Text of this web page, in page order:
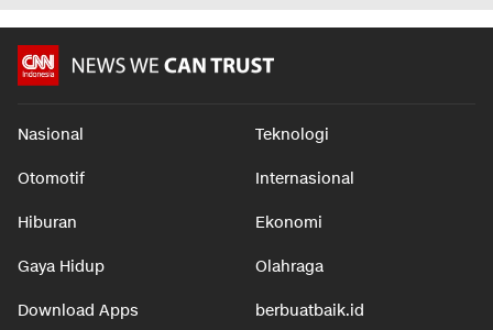
Nasional Teknologi
Otomotif Internasional
Hiburan Ekonomi
Gaya Hidup Olahraga
Download Apps berbuatbaik.id